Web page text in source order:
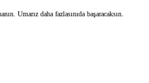
Umarız daha fazlasınıda başaracaksın.